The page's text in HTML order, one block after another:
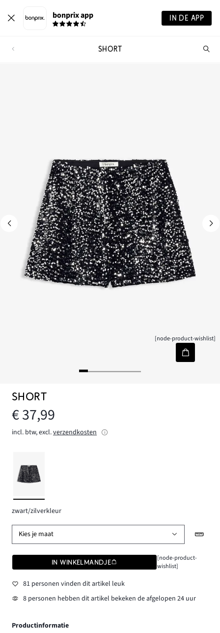
bonprix app IN DE APP
SHORT
[node-product-wishlist]
SHORT
€ 37,99
incl. btw, excl.verzendkosten
zwart/zilverkleur
Kies je maat
IN WINKELMANDJE
[node-product-
wishlist]
81 personen vinden dit artikel leuk
8 personen hebben dit artikel bekeken de afgelopen 24 uur
Productinformatie